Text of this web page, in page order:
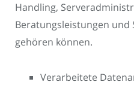
Handling,
Beratungsleistungen und
gehören können.
Verarbeitete